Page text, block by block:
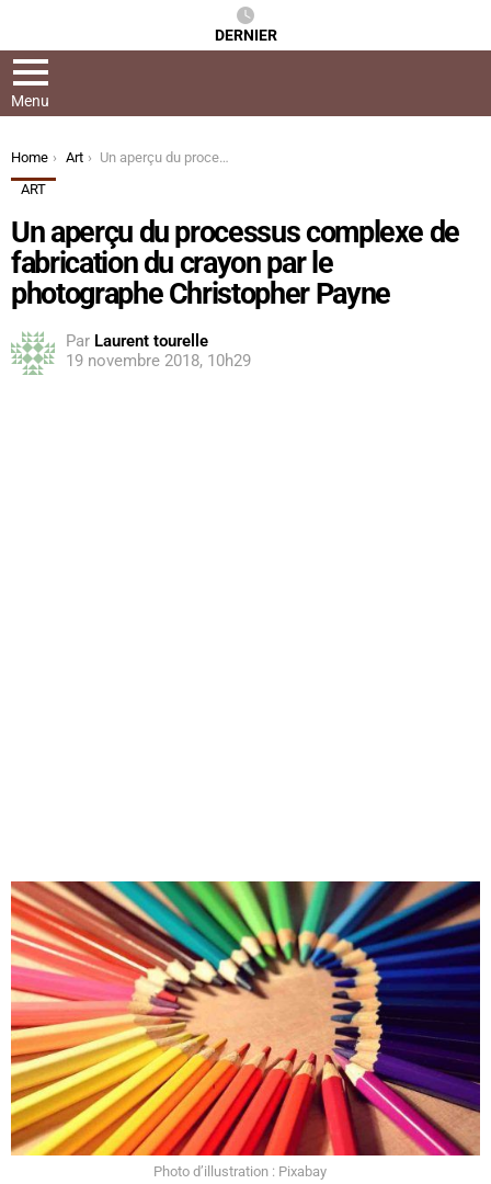
DERNIER
Menu
You are here:
Home Art
Un aperçu du processus complexe de fabrication du crayon par le photographe Christopher Payne
ART
Un aperçu du processus complexe de
fabrication du crayon par le
photographe Christopher Payne
Par Laurent tourelle
19 novembre 2018, 10h29
Photo d’illustration : Pixabay